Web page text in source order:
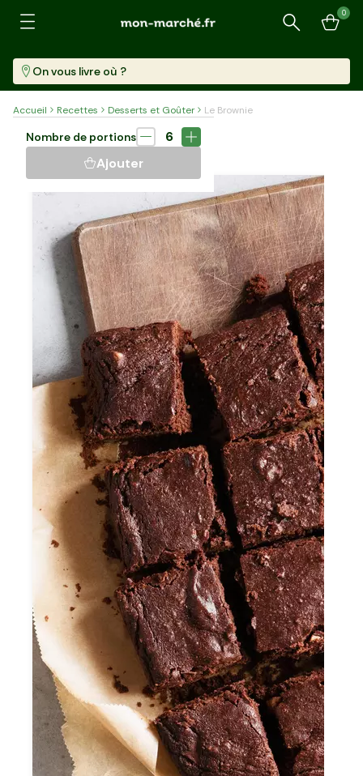
Recherche
0
On vous livre où ?
Accueil Recettes Desserts et Goûter
Le Brownie
LE BROWNIE
Nombre de portions
6
Ajouter